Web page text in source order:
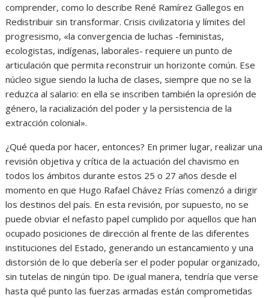
comprender, como lo describe René Ramírez Gallegos en
Redistribuir sin transformar. Crisis civilizatoria y límites del
progresismo, «la convergencia de luchas -feministas,
ecologistas, indígenas, laborales- requiere un punto de
articulación que permita reconstruir un horizonte común. Ese
núcleo sigue siendo la lucha de clases, siempre que no se la
reduzca al salario: en ella se inscriben también la opresión de
género, la racialización del poder y la persistencia de la
extracción colonial».
¿Qué queda por hacer, entonces? En primer lugar, realizar una
revisión objetiva y crítica de la actuación del chavismo en
todos los ámbitos durante estos 25 o 27 años desde el
momento en que Hugo Rafael Chávez Frías comenzó a dirigir
los destinos del país. En esta revisión, por supuesto, no se
puede obviar el nefasto papel cumplido por aquellos que han
ocupado posiciones de dirección al frente de las diferentes
instituciones del Estado, generando un estancamiento y una
distorsión de lo que debería ser el poder popular organizado,
sin tutelas de ningún tipo. De igual manera, tendría que verse
hasta qué punto las fuerzas armadas están comprometidas